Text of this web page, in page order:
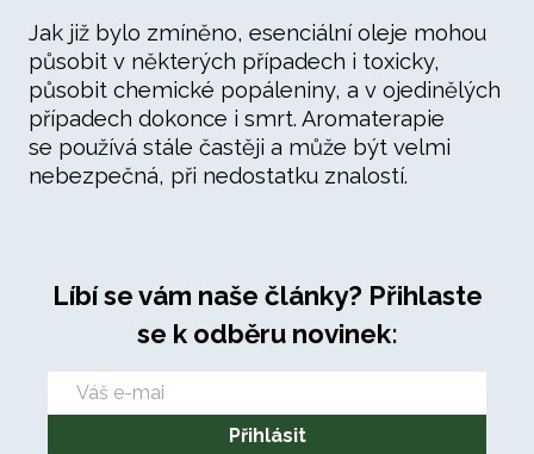
Jak již bylo zmíněno, esenciální oleje mohou
působit v některých případech i toxicky,
působit chemické popáleniny, a v ojedinělých
případech dokonce i smrt. Aromaterapie
se používá stále častěji a může být velmi
nebezpečná, při nedostatku znalostí.
Líbí se vám naše články? Přihlaste
se k odběru novinek: